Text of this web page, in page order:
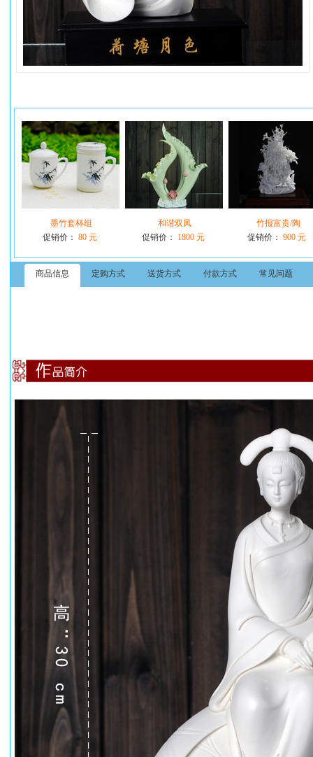
墨竹套杯组
促销价： 80 元
和谐双凤
促销价：
1800 元
竹报富贵/陶
促销价： 900 元
商品信息 定购方式 送货方式 付款方式 常见问题